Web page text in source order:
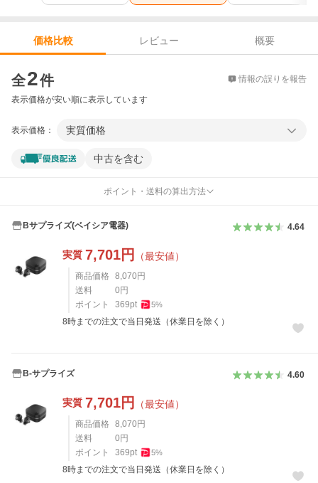
価格比較 レビュー
概要
全2件 情報の誤りを報告
表示価格が安い順に表示しています
表示価格： 実質価格
中古を含む
ポイント・送料の算出方法
Bサプライズ(ベイシア電器) 4.64
実質 7,701円 （最安値）
商品価格 8,070 円
送料
0 円
ポイント
369pt 5%
8時までの注文で当日発送（休業日を除く）
B-サプライズ 4.60
実質 7,701円 （最安値）
商品価格 8,070 円
送料
0 円
ポイント
369pt 5%
8時までの注文で当日発送（休業日を除く）